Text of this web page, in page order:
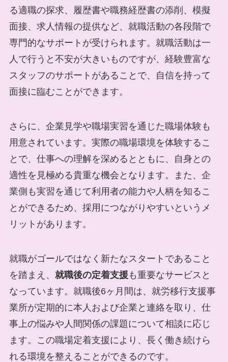
る適職の探求、履歴書や職務経歴書の添削、模擬
面接、求人情報の提供など、就職活動の各段階で
専門的なサポートが受けられます。就職活動は一
人で行うと不安が大きいものですが、経験豊富な
スタッフのサポートがあることで、自信を持って
面接に臨むことができます。
さらに、企業見学や職場実習を通じた職場体験も
用意されています。実際の職場環境を体験するこ
とで、仕事への理解を深めるとともに、自身との
適性を見極める貴重な機会となります。また、企
業側も実習を通じて利用者の能力や人柄を知るこ
とができるため、採用につながりやすいというメ
リットがあります。
就職がゴールではなく新たなスタートであること
を踏まえ、 就職後の定着支援 も重要なサービスと
なっています。就職後6ヶ月間は、就労移行支援事
業所が定期的に本人および企業と連絡を取り、仕
事上の悩みや人間関係の課題について相談に応じ
ます。この職場定着支援により、長く働き続けら
れる環境を整えることができるのです。